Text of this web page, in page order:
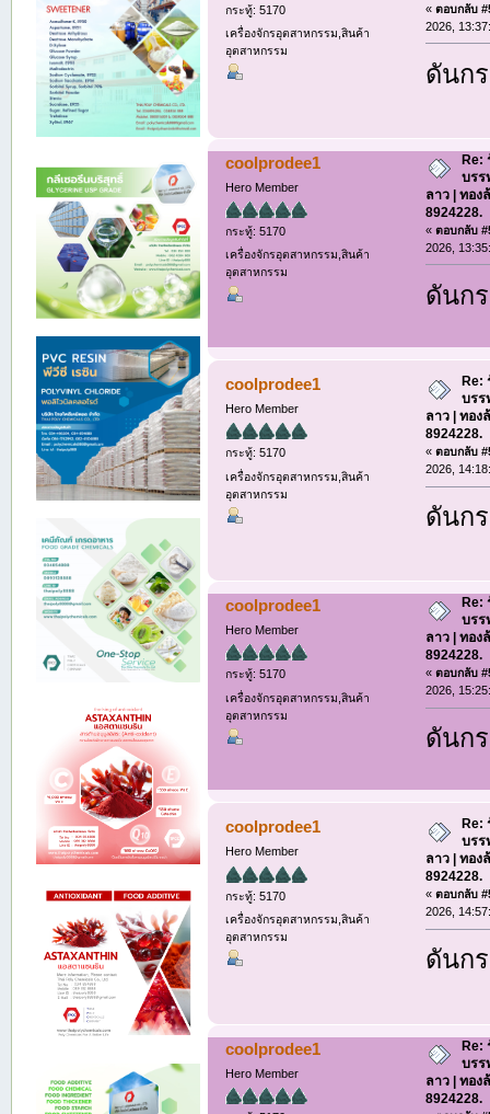
กระทู้: 5170
เครื่องจักรอุตสาหกรรม,สินค้า
อุตสาหกรรม
«ตอบกลับ
2026,
ดันก
coolprodee1
Hero Member
กระทู้: 5170
เครื่องจักรอุตสาหกรรม,สินค้า
อุตสาหกรรม
Re:
บรร
ลาว | ทอง
8924228.
«ตอบกลับ
2026,
ดันก
coolprodee1
Hero Member
กระทู้: 5170
เครื่องจักรอุตสาหกรรม,สินค้า
อุตสาหกรรม
Re:
บรร
ลาว | ทอง
8924228.
«ตอบกลับ
2026,
ดันก
coolprodee1
Hero Member
กระทู้: 5170
เครื่องจักรอุตสาหกรรม,สินค้า
อุตสาหกรรม
Re:
บรร
ลาว | ทอง
8924228.
«ตอบกลับ
2026,
ดันก
coolprodee1
Hero Member
กระทู้: 5170
เครื่องจักรอุตสาหกรรม,สินค้า
อุตสาหกรรม
Re:
บรร
ลาว | ทอง
8924228.
«ตอบกลับ
2026,
ดันก
coolprodee1
Hero Member
Re:
บรร
ลาว | ทอง
8924228.